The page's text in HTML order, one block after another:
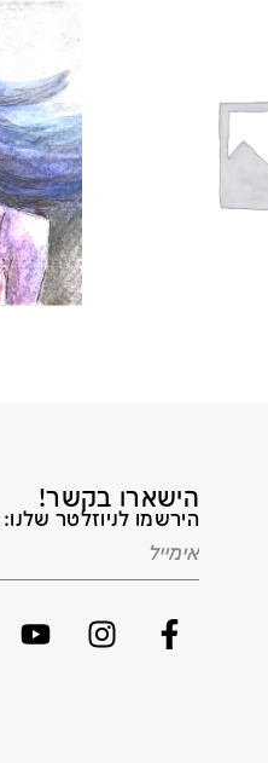
הישארו בקשר!
הירשמו לניוזלטר שלנו: